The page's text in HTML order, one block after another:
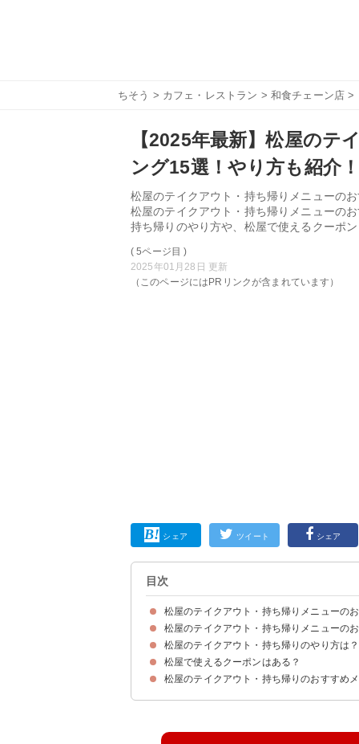
ちそう > カフェ・レストラン > 和食チェーン店 >
【2025年最新】松屋の
ング15選！やり方も紹介
松屋のテイクアウト・持ち帰りメニューの
松屋のテイクアウト・持ち帰りメニューの
持ち帰りのやり方や、松屋で使えるクーポ
( 5ページ目 )
2025年01月28日 更新
（このページにはPRリンクが含まれています）
シェア ツイート シェア
目次
松屋のテイクアウト・持ち帰りメニューの
松屋のテイクアウト・持ち帰りメニューの
15位：カルビ焼肉定食（730円）
14位：おろしポン酢牛めし（530円）
13位：たっぷりチーズのごろごろ煮込みチキン
12位：牛豆腐キムチチゲセット（590円）
11位：牛めしトリオわくわくセット（1220円）
10位：たっぷりチーズ牛めし（550円）
9位：牛焼ビビン丼（590円）
8位：オリジナルカレー（480円）
7位：黒毛和牛入り粗挽きハンバーグのビーフシ
6位：牛めしランチ（生玉子）（500円）
5位：キムチーズ牛めし（590円）
4位：キムカル丼（550円）
3位：ネギたっぷり旨辛ネギたま牛めし（530円
2位：オリジナルカレギュウ（680円）
1位：牛めし（380円）
松屋のテイクアウト・持ち帰りのやり方は？
①店舗に行って直接注文する
②店舗に電話をして注文・引き取り時間を予約す
③ネットサイトから注文・引き取り時間を設定す
松屋で使えるクーポンはある？
松屋のテイクアウト・持ち帰りのおすすめ